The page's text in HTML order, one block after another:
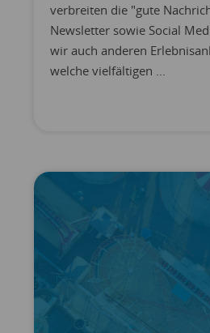
verbreiten die "gute
Newsletter sowie Social
wir auch anderen
welche vielfältigen ...